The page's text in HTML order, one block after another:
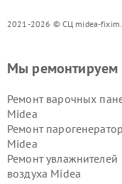
2021-2026 © СЦ midea-
Мы ремонтируем
Ремонт варочных
Midea
Ремонт
Midea
Ремонт увлажнителей
воздуха Midea